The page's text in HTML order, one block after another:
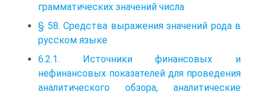
грамматических значений числа
§ 58. Средства выражения значений рода в
русском языке
6.2.1. Источники финансовых и
нефинансовых показателей для проведения
аналитического обзора, аналитические